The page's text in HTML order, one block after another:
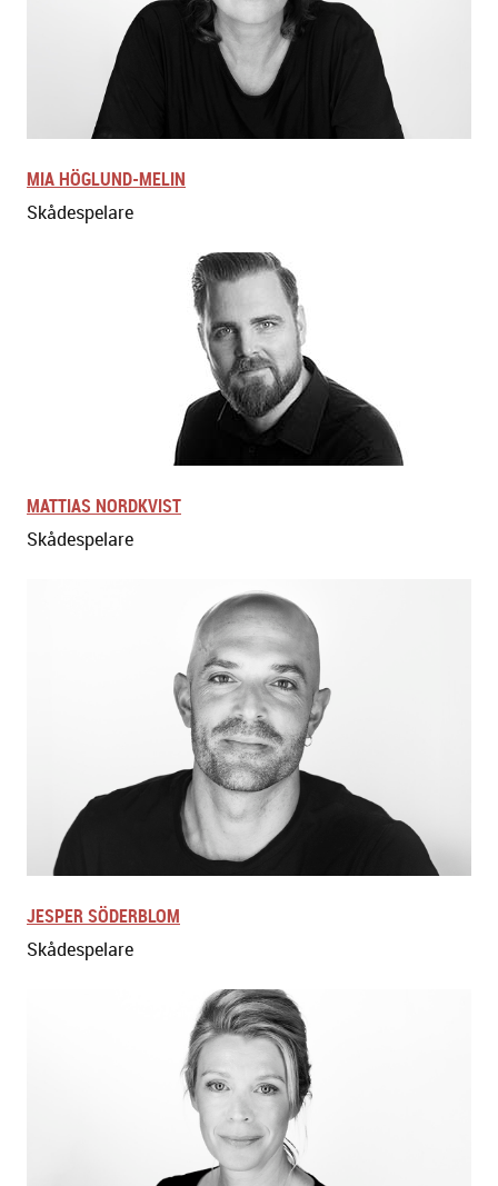
MIA HÖGLUND-MELIN
Skådespelare
MATTIAS NORDKVIST
Skådespelare
JESPER SÖDERBLOM
Skådespelare